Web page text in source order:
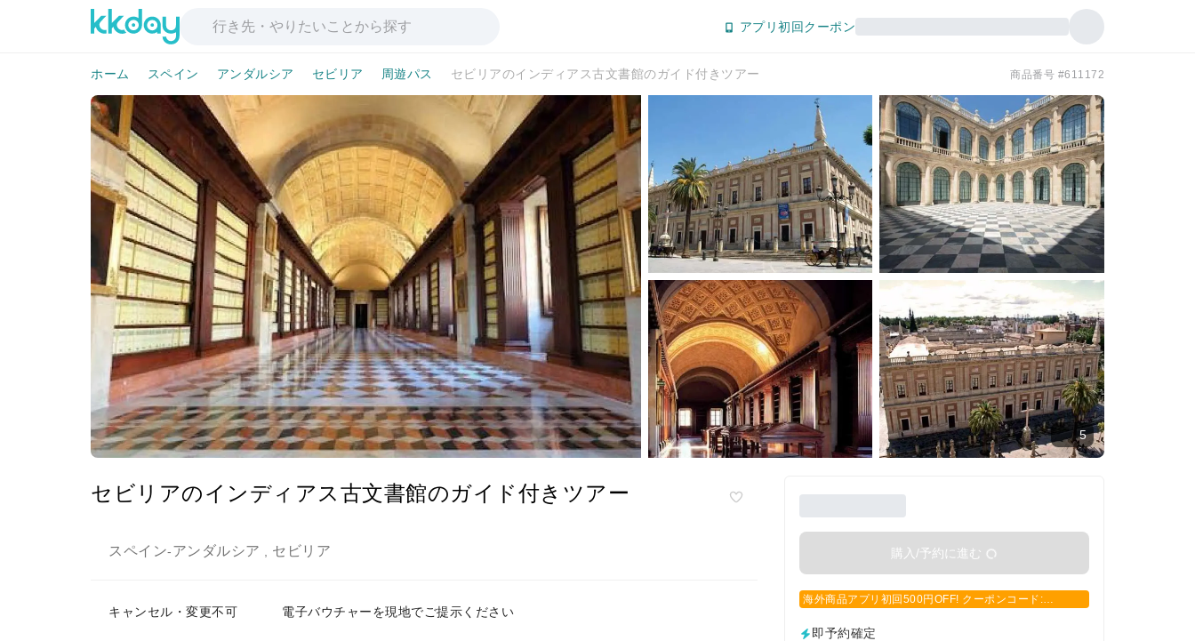
アプリ初回クーポン
ホーム スペイン アンダルシア セビリア 周遊パス セビリアのインディアス古文書館のガイド付きツアー 商品番号 #611172
5
セビリアのインディアス古文書館のガイド付きツアー
スペイン-アンダルシア セビリア
キャンセル・変更不可 電子バウチャーを現地でご提示ください
購入/予約に進む
海外商品アプリ初回500円OFF! クーポンコード:
即予約確定